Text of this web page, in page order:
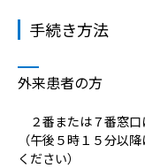
手続き方法
外来患者の方
２番または７番窓口
（午後５時１５分以
ください）